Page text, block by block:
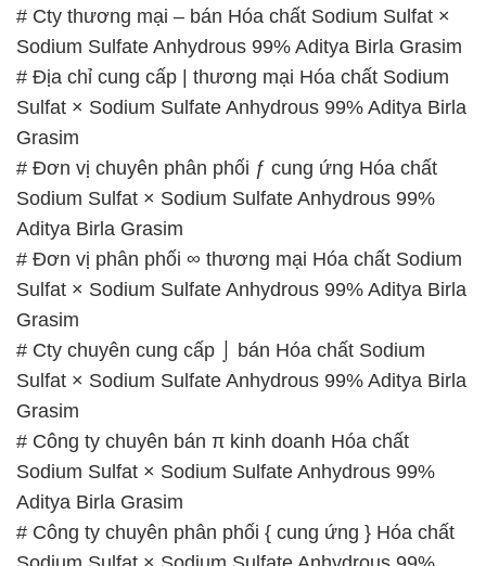
# Cty thương mại – bán Hóa chất Sodium Sulfat ×
Sodium Sulfate Anhydrous 99% Aditya Birla Grasim
# Địa chỉ cung cấp | thương mại Hóa chất Sodium
Sulfat × Sodium Sulfate Anhydrous 99% Aditya Birla
Grasim
# Đơn vị chuyên phân phối ƒ cung ứng Hóa chất
Sodium Sulfat × Sodium Sulfate Anhydrous 99%
Aditya Birla Grasim
# Đơn vị phân phối ∞ thương mại Hóa chất Sodium
Sulfat × Sodium Sulfate Anhydrous 99% Aditya Birla
Grasim
# Cty chuyên cung cấp ⌡ bán Hóa chất Sodium
Sulfat × Sodium Sulfate Anhydrous 99% Aditya Birla
Grasim
# Công ty chuyên bán π kinh doanh Hóa chất
Sodium Sulfat × Sodium Sulfate Anhydrous 99%
Aditya Birla Grasim
# Công ty chuyên phân phối { cung ứng } Hóa chất